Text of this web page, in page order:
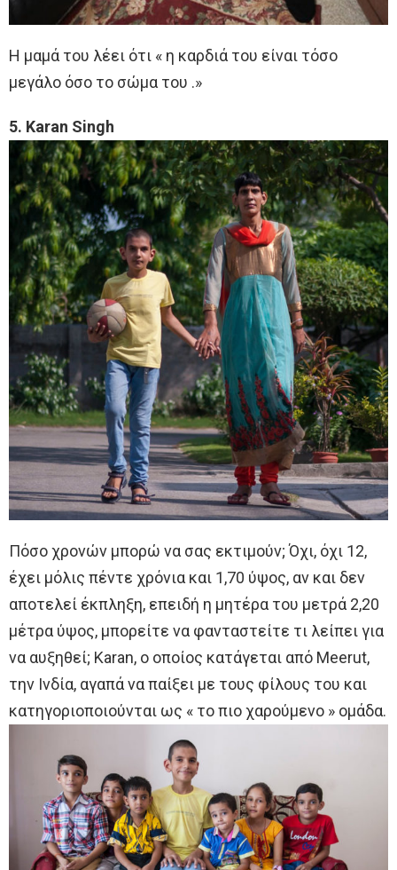
Η μαμά του λέει ότι « η καρδιά του είναι τόσο
μεγάλο όσο το σώμα του .»
5. Karan Singh
Πόσο χρονών μπορώ να σας εκτιμούν; Όχι, όχι 12,
έχει μόλις πέντε χρόνια και 1,70 ύψος, αν και δεν
αποτελεί έκπληξη, επειδή η μητέρα του μετρά 2,20
μέτρα ύψος, μπορείτε να φανταστείτε τι λείπει για
να αυξηθεί; Karan, ο οποίος κατάγεται από Meerut,
την Ινδία, αγαπά να παίξει με τους φίλους του και
κατηγοριοποιούνται ως « το πιο χαρούμενο » ομάδα.